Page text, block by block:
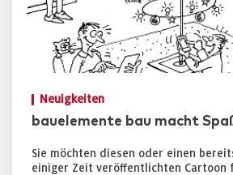
Neuigkeiten
bauelemente bau macht
Sie möchten diesen oder einen
einiger Zeit veröffentlichten Cartoon